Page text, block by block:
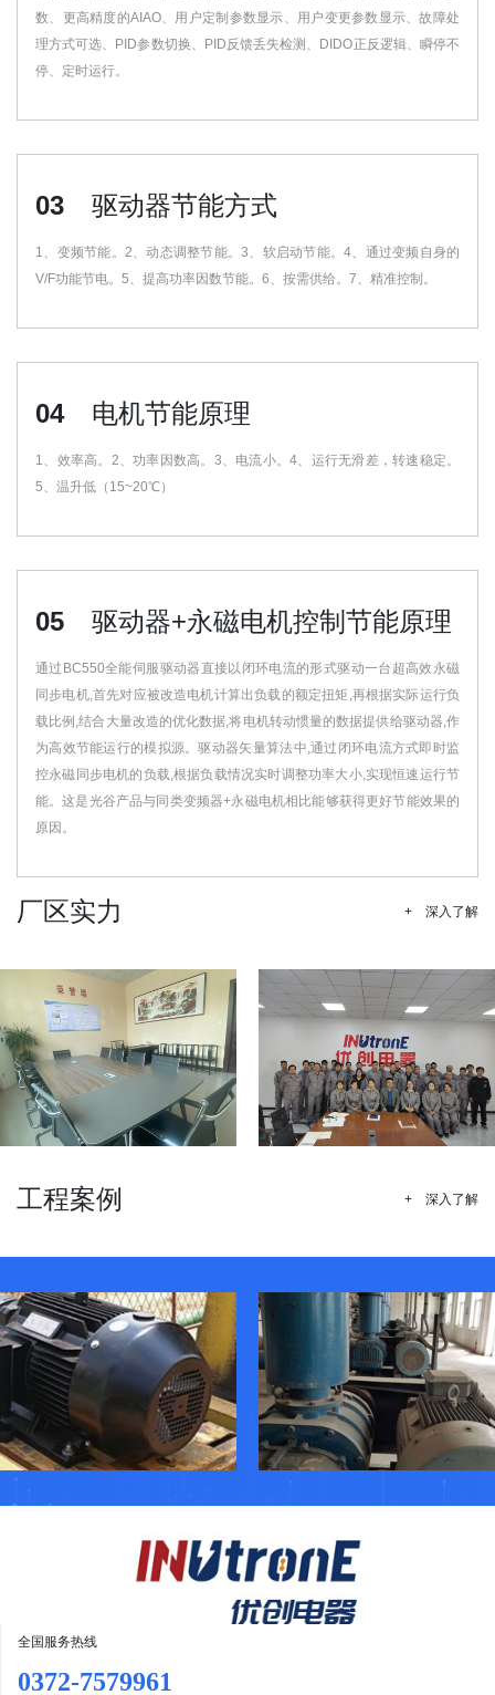
数、更高精度的AIAO、用户定制参数显示、用户变更参数显示、故障处
理方式可选、PID参数切换、PID反馈丢失检测、DIDO正反逻辑、瞬停不
停、定时运行。
03 驱动器节能方式
1、变频节能。2、动态调整节能。3、软启动节能。4、通过变频自身的
V/F功能节电。5、提高功率因数节能。6、按需供给。7、精准控制。
04 电机节能原理
1、效率高。2、功率因数高。3、电流小。4、运行无滑差，转速稳定。
5、温升低（15~20℃）
05 驱动器+永磁电机控制节能原理
通过BC550全能伺服驱动器直接以闭环电流的形式驱动一台超高效永磁
同步电机,首先对应被改造电机计算出负载的额定扭矩,再根据实际运行负
载比例,结合大量改造的优化数据,将电机转动惯量的数据提供给驱动器,作
为高效节能运行的模拟源。驱动器矢量算法中,通过闭环电流方式即时监
控永磁同步电机的负载,根据负载情况实时调整功率大小,实现恒速运行节
能。这是光谷产品与同类变频器+永磁电机相比能够获得更好节能效果的
原因。
厂区实力 + 深入了解
工程案例 + 深入了解
全国服务热线
0372-7579961